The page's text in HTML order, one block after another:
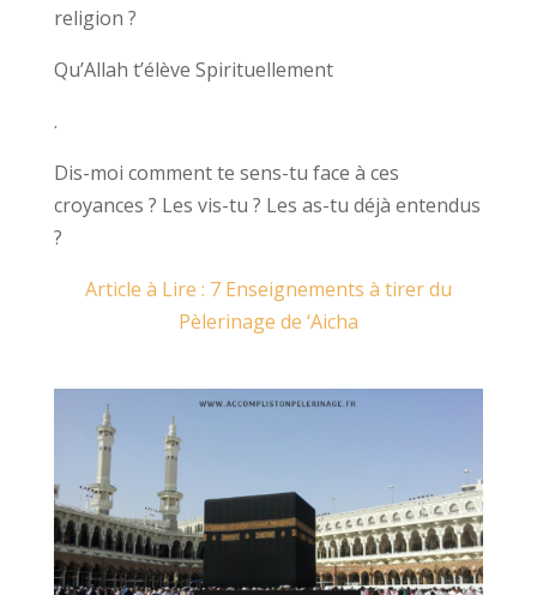
religion ?
Qu’Allah t’élève Spirituellement
.
Dis-moi comment te sens-tu face à ces
croyances ? Les vis-tu ? Les as-tu déjà entendus
?
Article à Lire : 7 Enseignements à tirer du
Pèlerinage de ‘Aicha